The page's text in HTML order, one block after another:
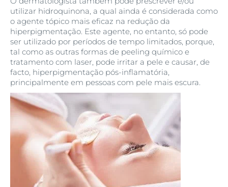
utilizar hidroquinona, a qual ainda é considerada como
o agente tópico mais eficaz na redução da
hiperpigmentação. Este agente, no entanto, só pode
ser utilizado por períodos de tempo limitados, porque,
tal como as outras formas de peeling químico e
tratamento com laser, pode irritar a pele e causar, de
facto, hiperpigmentação pós-inflamatória,
principalmente em pessoas com pele mais escura.